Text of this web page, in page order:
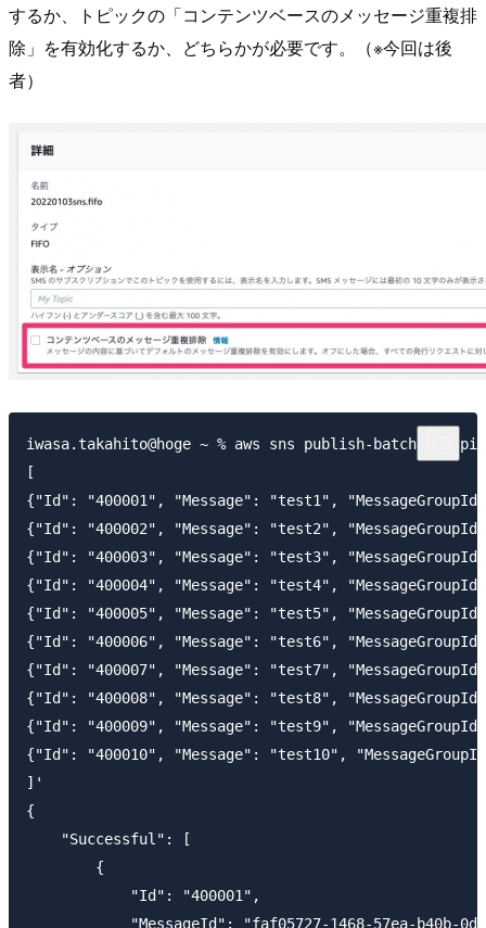
するか、トピックの「コンテンツベースのメッセージ重複排
除」を有効化するか、どちらかが必要です。（※今回は後
者）
iwasa.takahito@hoge ~ % aws sns publish-batch --
[
{"Id": "400001", "Message": "test1",
{"Id": "400002", "Message": "test2",
{"Id": "400003", "Message": "test3",
{"Id": "400004", "Message": "test4",
{"Id": "400005", "Message": "test5",
{"Id": "400006", "Message": "test6",
{"Id": "400007", "Message": "test7",
{"Id": "400008", "Message": "test8",
{"Id": "400009", "Message": "test9",
{"Id": "400010", "Message": "test10",
]'
{
    "Successful": [
        {
            "Id": "400001",
"MessageId": "faf05727-1468-57ea-b40b-